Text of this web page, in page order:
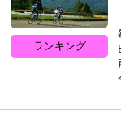
ランキング